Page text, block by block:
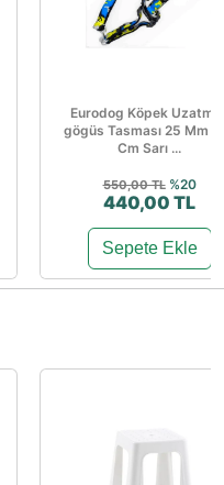
Eurodog Köpek
gögüs Tasması 25 Mm
Cm Sarı ...
550,00 TL %20
440,00 TL
Sepete Ekle